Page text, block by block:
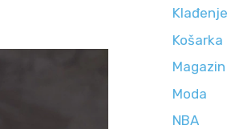
Klađenje
Košarka
Magazin
Moda
NBA